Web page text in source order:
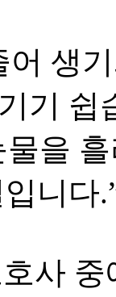
어 생
기 쉽
물을
니다
사